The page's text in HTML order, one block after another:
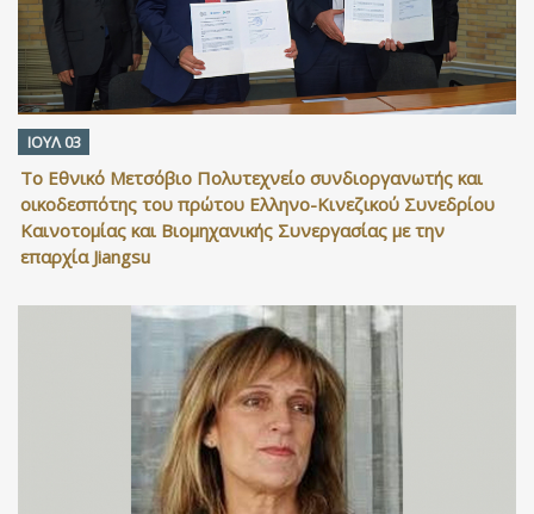
ΙΟΥΛ 03
Το Εθνικό Μετσόβιο Πολυτεχνείο συνδιοργανωτής και
οικοδεσπότης του πρώτου Ελληνο-Κινεζικού Συνεδρίου
Καινοτομίας και Βιομηχανικής Συνεργασίας με την
επαρχία Jiangsu